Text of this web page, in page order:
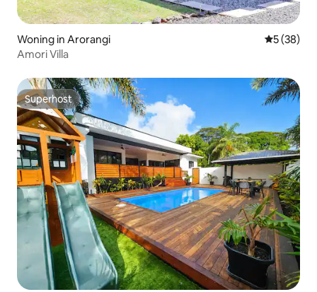
Woning in Arorangi
5 (38)
Amori Villa
Superhost
Superhost